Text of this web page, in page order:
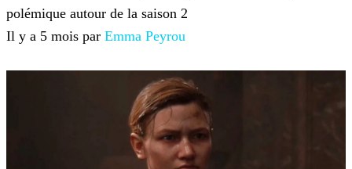
polémique autour de la saison 2
Il y a 5 mois par Emma Peyrou